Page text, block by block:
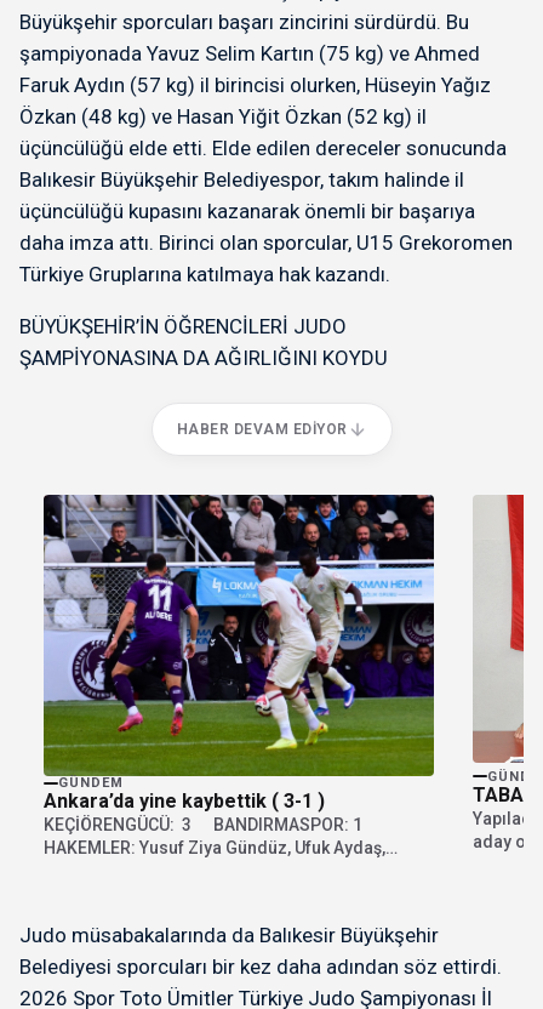
Büyükşehir sporcuları başarı zincirini sürdürdü. Bu
şampiyonada Yavuz Selim Kartın (75 kg) ve Ahmed
Faruk Aydın (57 kg) il birincisi olurken, Hüseyin Yağız
Özkan (48 kg) ve Hasan Yiğit Özkan (52 kg) il
üçüncülüğü elde etti. Elde edilen dereceler sonucunda
Balıkesir Büyükşehir Belediyespor, takım halinde il
üçüncülüğü kupasını kazanarak önemli bir başarıya
daha imza attı. Birinci olan sporcular, U15 Grekoromen
Türkiye Gruplarına katılmaya hak kazandı.
BÜYÜKŞEHİR’İN ÖĞRENCİLERİ JUDO
ŞAMPİYONASINA DA AĞIRLIĞINI KOYDU
HABER DEVAM EDIYOR
GÜNDEM
Ankara’da yine kaybettik ( 3-1 )
KEÇİÖRENGÜCÜ: 3 BANDIRMASPOR: 1
HAKEMLER: Yusuf Ziya Gündüz, Ufuk Aydaş,
aday
Judo müsabakalarında da Balıkesir Büyükşehir
Belediyesi sporcuları bir kez daha adından söz ettirdi.
2026 Spor Toto Ümitler Türkiye Judo Şampiyonası İl